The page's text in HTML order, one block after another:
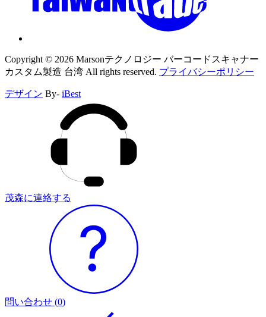
Copyright © 2026 Marsonテクノロジー バーコードスキャナー
カスタム製造 台湾 All rights reserved. プライバシーポリシー
デザイン By- iBest
茂森に連絡する
問い合わせ (0)